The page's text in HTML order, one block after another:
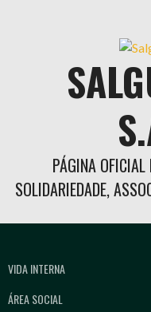
PÁGINA
SOLIDARIEDADE,
VIDA INTERNA
ÁREA SOCIAL